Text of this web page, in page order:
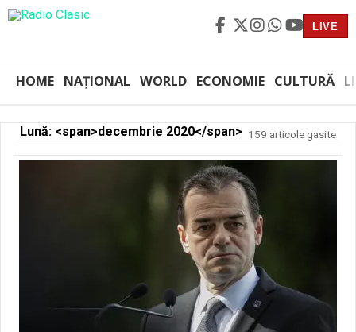
LIVE
HOME NAȚIONAL WORLD ECONOMIE CULTURĂ
Lună: <span>decembrie 2020</span> 159 articole gasite